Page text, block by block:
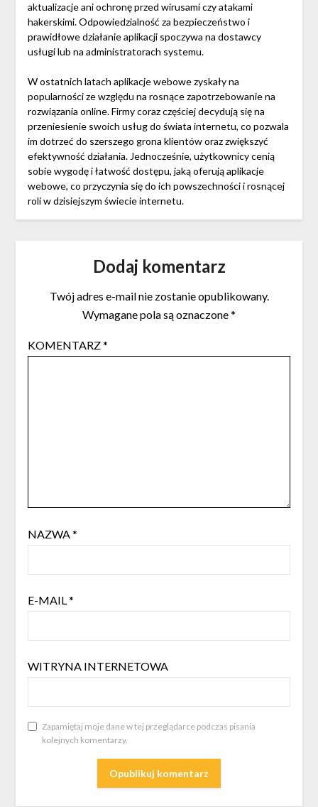
aktualizacje ani ochronę przed wirusami czy atakami
hakerskimi. Odpowiedzialność za bezpieczeństwo i
prawidłowe działanie aplikacji spoczywa na dostawcy
usługi lub na administratorach systemu.
W ostatnich latach aplikacje webowe zyskały na
popularności ze względu na rosnące zapotrzebowanie na
rozwiązania online. Firmy coraz częściej decydują się na
przeniesienie swoich usług do świata internetu, co pozwala
im dotrzeć do szerszego grona klientów oraz zwiększyć
efektywność działania. Jednocześnie, użytkownicy cenią
sobie wygodę i łatwość dostępu, jaką oferują aplikacje
webowe, co przyczynia się do ich powszechności i rosnącej
roli w dzisiejszym świecie internetu.
Dodaj komentarz
Twój adres e-mail nie zostanie opublikowany.
Wymagane pola są oznaczone*
KOMENTARZ*
NAZWA*
E-MAIL*
WITRYNA INTERNETOWA
Zapamiętaj moje dane w tej przeglądarce podczas pisania
kolejnych komentarzy.